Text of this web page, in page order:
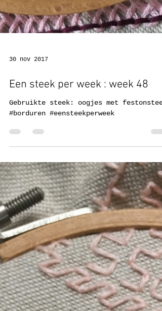
30 nov 2017
Een steek per week : week 48
Gebruikte steek: oogjes met
#borduren #eensteekperweek